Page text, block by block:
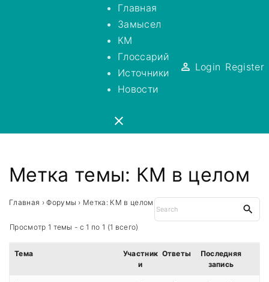
n
Главная
Замысел
КМ
Глоссарий
Источники
Новости
Login Register
Метка темы: КМ в целом
Главная › Форумы › Метка: КМ в целом
Просмотр 1 темы - с 1 по 1 (1 всего)
Тема
Участник
и
Ответы
Последняя
запись